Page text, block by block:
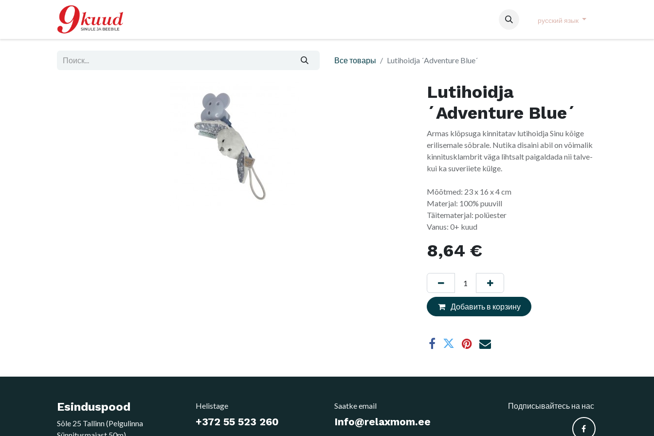
русский язык
Все товары Lutihoidja ´Adventure Blue´
Lutihoidja
´Adventure Blue´
Armas klõpsuga kinnitatav lutihoidja Sinu kõige
erilisemale sõbrale. Nutika disaini abil on võimalik
kinnitusklambrit väga lihtsalt paigaldada nii talve-
kui ka suveriiete külge.
Mõõtmed: 23 x 16 x 4 cm
Materjal: 100% puuvill
Täitematerjal: polüester
Vanus: 0+ kuud
8,64 €
Добавить в корзину
Esinduspood
Sõle 25 Tallinn (Pelgulinna
Helistage
+372 55 523 260
Saatke email
Info@relaxmom.ee
Подписывайтесь на нас